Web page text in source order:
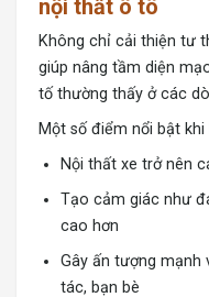
nội thất ô tô
Không chỉ cải thiện tư
giúp nâng tầm diện
tố thường thấy ở các
Một số điểm nổi bật khi
Nội thất xe trở nên
Tạo cảm giác như
cao hơn
Gây ấn tượng mạnh
tác, bạn bè